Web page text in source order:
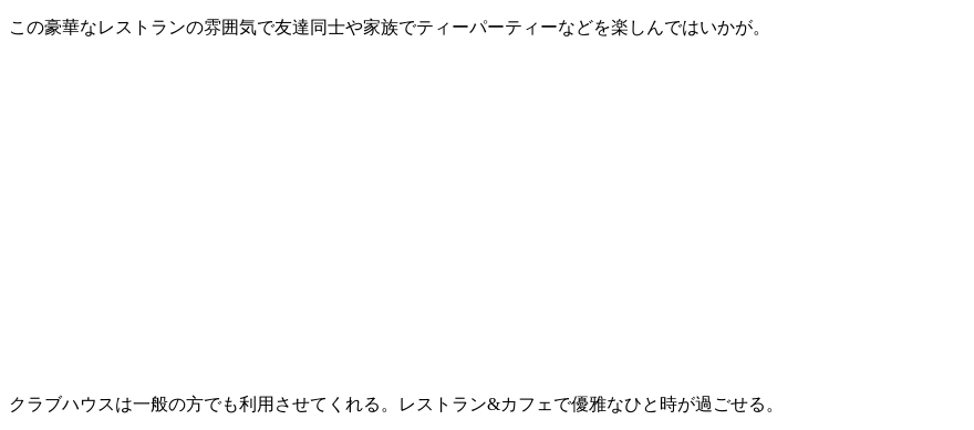
この豪華なレストランの雰囲気で友達同士や家族でティーパーティーなどを楽しんではいかが。
クラブハウスは一般の方でも利用させてくれる。レストラン&カフェで優雅なひと時が過ごせる。